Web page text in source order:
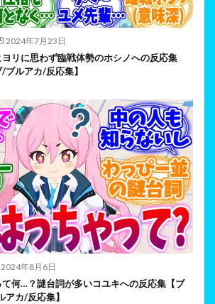
2024年7月23日
リに思わず臨戦体勢のホシノへの反応集
ブルアカ/反応集】
2024年8月6日
何…？謎台詞が多いコユキへの反応集【ブ
カ/反応集】